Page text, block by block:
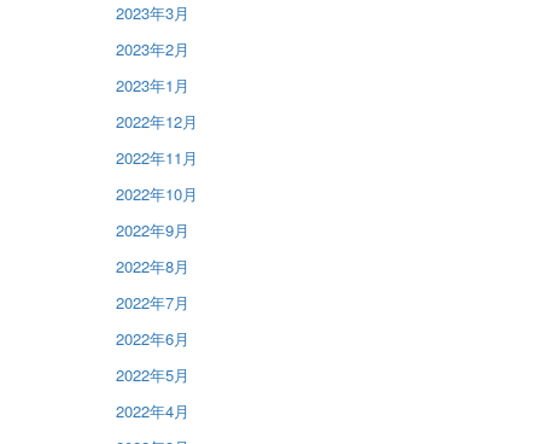
2023年3月
2023年2月
2023年1月
2022年12月
2022年11月
2022年10月
2022年9月
2022年8月
2022年7月
2022年6月
2022年5月
2022年4月